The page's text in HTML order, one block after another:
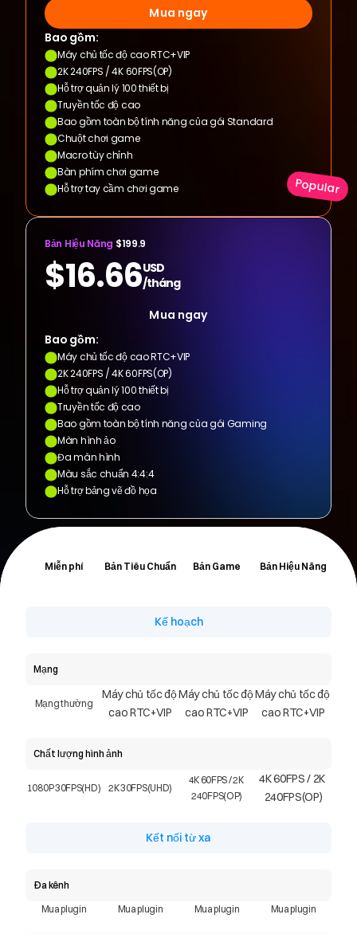
Mua ngay
Bao gồm:
Máy chủ tốc độ cao RTC+VIP
2K 240FPS / 4K 60FPS(OP)
Hỗ trợ quản lý 100 thiết bị
Truyền tốc độ cao
Bao gồm toàn bộ tính năng của gói Standard
Chuột chơi game
Macro tùy chỉnh
Bàn phím chơi game
Hỗ trợ tay cầm chơi game
Popular
Bản Hiệu Năng $199.9
$16.66USD
/tháng
Mua ngay
Bao gồm:
Máy chủ tốc độ cao RTC+VIP
2K 240FPS / 4K 60FPS(OP)
Hỗ trợ quản lý 100 thiết bị
Truyền tốc độ cao
Bao gồm toàn bộ tính năng của gói Gaming
Màn hình ảo
Đa màn hình
Màu sắc chuẩn 4:4:4
Hỗ trợ bảng vẽ đồ họa
Miễn phí Bản Tiêu Chuẩn Bản Game Bản Hiệu Năng
Kế hoạch
Mạng
Mạng thường
Máy chủ tốc độ
cao RTC+VIP
Máy chủ tốc độ
cao RTC+VIP
Máy chủ tốc độ
cao RTC+VIP
Chất lượng hình ảnh
1080P 30FPS(HD) 2K 30FPS(UHD)
4K 60FPS / 2K
240FPS(OP)
4K 60FPS / 2K
240FPS(OP)
Kết nối từ xa
Đa kênh
Mua plugin
Mua plugin Mua plugin Mua plugin